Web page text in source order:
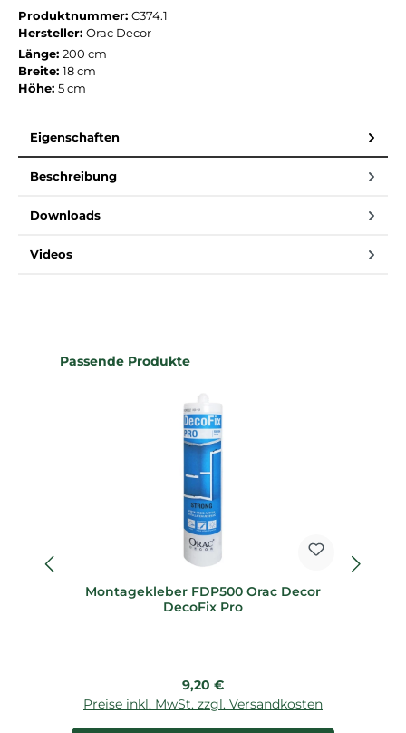
Produktnummer: C374.1
Hersteller: Orac Decor
Länge: 200 cm
Breite: 18 cm
Höhe: 5 cm
Eigenschaften
Beschreibung
Downloads
Videos
Produktgalerie überspringen
Passende Produkte
Montagekleber FDP500 Orac Decor
DecoFix Pro
Regulärer Preis:
9,20 €
Preise inkl. MwSt. zzgl. Versandkosten